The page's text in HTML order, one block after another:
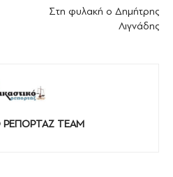
Στη φυλακή ο Δημήτρης
Λιγνάδης
ΡΕΠΟΡΤΑΖ TEAM